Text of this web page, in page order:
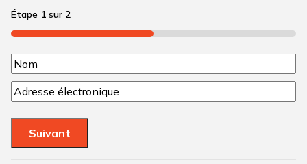
Étape 1 sur 2
50%
N
o
m
N
N
o
C
o
u
Suivant